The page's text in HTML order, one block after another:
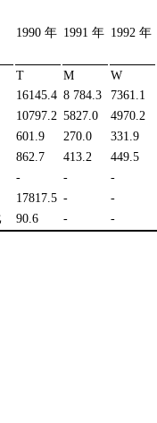
1990 年 1991 年 1992 年
T M W
16145.4 8 784.3 7361.1
10797.2 5827.0 4970.2
601.9 270.0 331.9
862.7 413.2 449.5
- - -
17817.5 - -
90.6 - -